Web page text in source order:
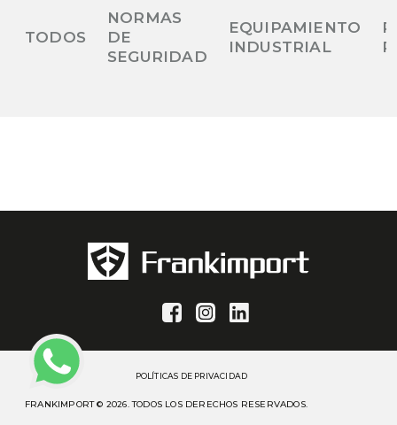
TODOS
NORMAS
DE
SEGURIDAD
EQUIPAMIENTO
INDUSTRIAL
FRANKIMPORT © 2026. TODOS LOS DERECHOS RESERVADOS.
POLÍTICAS DE PRIVACIDAD